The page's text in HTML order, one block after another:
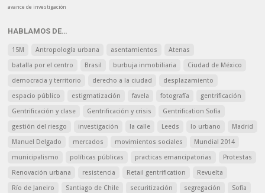
avance de investigación
HABLAMOS DE…
15M Antropología urbana asentamientos
Atenas
batalla por el centro
Brasil burbuja inmobiliaria
Ciudad de México
democracia y territorio
derecho a la ciudad
desplazamiento
espacio público
estigmatización favela fotografía
gentrificación
Gentrificación y clase
Gentrificación y crisis
Gentrification Sofía
gestión del riesgo
investigación la calle Leeds lo urbano
Madrid
Manuel Delgado
mercados movimientos sociales
Mundial 2014
municipalismo
políticas públicas practicas emancipatorias
Protestas
Renovación urbana
resistencia Retail gentrification
Revuelta
Río de Janeiro
Santiago de Chile securitización segregación
Sofía